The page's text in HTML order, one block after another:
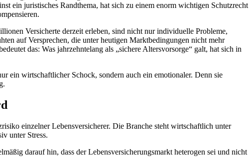
ein juristisches Randthema, hat sich zu einem enorm wichtigen Schutzrecht
Versicherte derzeit erleben, sind nicht nur individuelle Probleme,
auf Versprechen, die unter heutigen Marktbedingungen nicht mehr
das: Was jahrzehntelang als „sichere Altersvorsorge“ galt, hat sich in
ein wirtschaftlicher Schock, sondern auch ein emotionaler. Denn sie
einzelner Lebensversicherer. Die Branche steht wirtschaftlich unter
unter Stress.
darauf hin, dass der Lebensversicherungsmarkt heterogen sei und nicht